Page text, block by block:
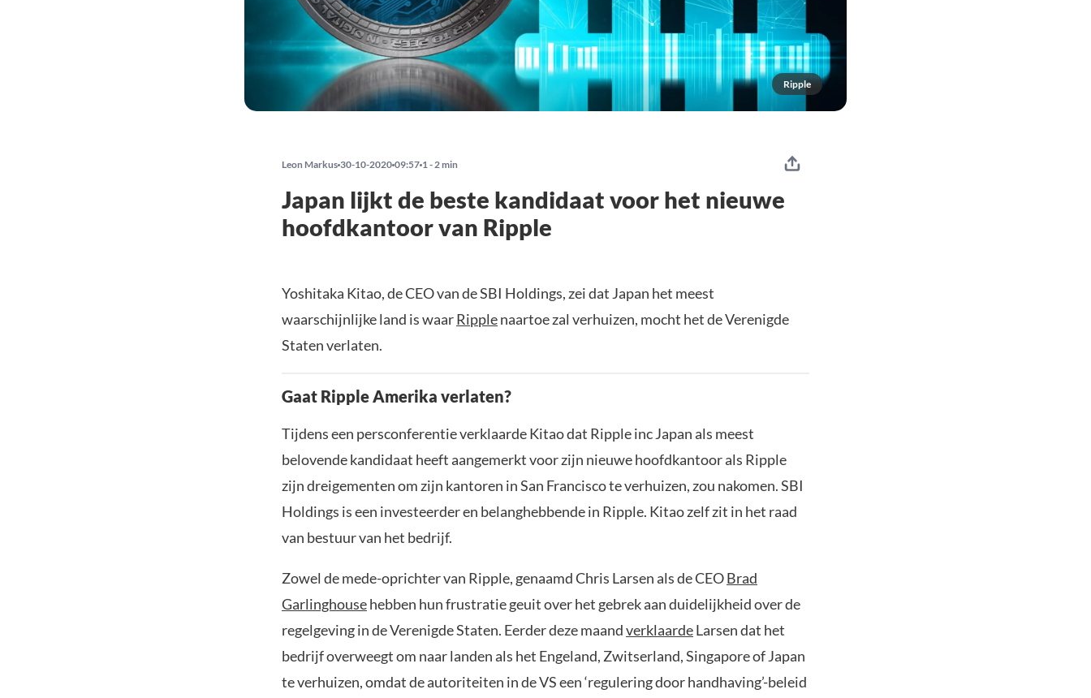
Ripple
Leon Markus 30-10-2020 09:57 1 - 2 min
Japan lijkt de beste kandidaat voor het nieuwe
hoofdkantoor van Ripple
Yoshitaka Kitao, de CEO van de SBI Holdings, zei dat Japan het meest
waarschijnlijke land is waarRipplenaartoe zal verhuizen, mocht het de Verenigde
Staten verlaten.
Gaat Ripple Amerika verlaten?
Tijdens een persconferentie verklaarde Kitao dat Ripple inc Japan als meest
belovende kandidaat heeft aangemerkt voor zijn nieuwe hoofdkantoor als Ripple
zijn dreigementen om zijn kantoren in San Francisco te verhuizen, zou nakomen. SBI
Holdings is een investeerder en belanghebbende in Ripple. Kitao zelf zit in het raad
van bestuur van het bedrijf.
Zowel de mede-oprichter van Ripple, genaamd Chris Larsen als de CEOBrad
Garlinghousehebben hun frustratie geuit over het gebrek aan duidelijkheid over de
regelgeving in de Verenigde Staten. Eerder deze maandverklaardeLarsen dat het
bedrijf overweegt om naar landen als het Engeland, Zwitserland, Singapore of Japan
te verhuizen, omdat de autoriteiten in de VS een ‘regulering door handhaving’-beleid